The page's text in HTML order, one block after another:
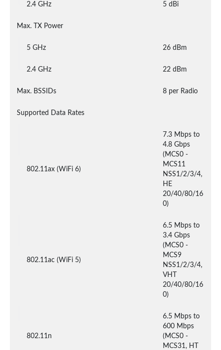
2.4 GHz 5 dBi
Max. TX Power
5 GHz 26 dBm
2.4 GHz 22 dBm
Max. BSSIDs 8 per Radio
Supported Data Rates
802.11ax (WiFi 6)
7.3 Mbps to
4.8 Gbps
(MCS0 -
MCS11
NSS1/2/3/4,
HE
20/40/80/16
0)
802.11ac (WiFi 5)
6.5 Mbps to
3.4 Gbps
(MCS0 -
MCS9
NSS1/2/3/4,
VHT
20/40/80/16
0)
802.11n
6.5 Mbps to
600 Mbps
(MCS0 -
MCS31, HT